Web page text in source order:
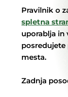
Pravilnik o
spletna
uporablja in
posredujete
mesta.
Zadnja